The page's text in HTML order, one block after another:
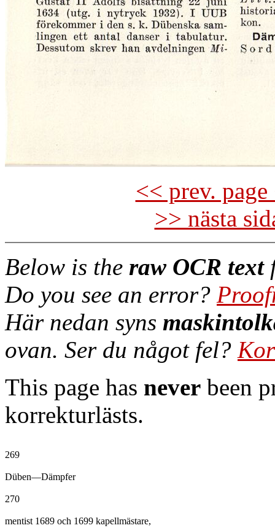
<< prev.
>> nästa
Below is the raw OCR text
Do you see an error?
Här nedan syns
ovan. Ser du något fel?
This page has never been
korrekturlästs.
269
Düben—Dämpfer
270
mentist 1689 och 1699 kapellmästare,